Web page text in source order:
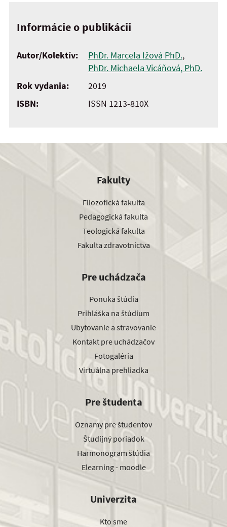
Informácie o publikácii
Autor/Kolektív: PhDr. Marcela Ižová PhD.,
PhDr. Michaela Vicáňová, PhD.
Rok vydania:
2019
ISBN:
ISSN 1213-810X
Fakulty
Filozofická fakulta
Pedagogická fakulta
Teologická fakulta
Fakulta zdravotníctva
Pre uchádzača
Ponuka štúdia
Prihláška na štúdium
Ubytovanie a stravovanie
Kontakt pre uchádzačov
Fotogaléria
Virtuálna prehliadka
Pre študenta
Oznamy pre študentov
Študijný poriadok
Harmonogram štúdia
Elearning - moodle
Univerzita
Kto sme